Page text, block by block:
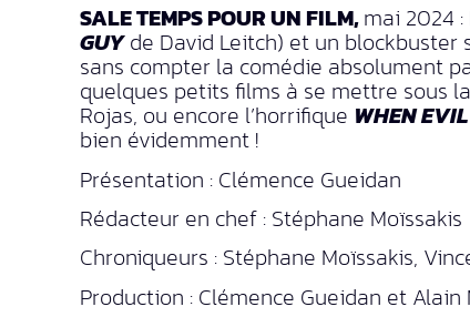
SALE TEMPS POUR UN FILM,mai 2024
GUYde David Leitch) et un blockbuster
sans compter la comédie absolument
quelques petits films à se mettre sous
Rojas, ou encore l’horrifique WHEN
bien évidemment !
Présentation : Clémence Gueidan
Rédacteur en chef : Stéphane Moïssakis
Chroniqueurs : Stéphane Moïssakis,
Production : Clémence Gueidan et Alain